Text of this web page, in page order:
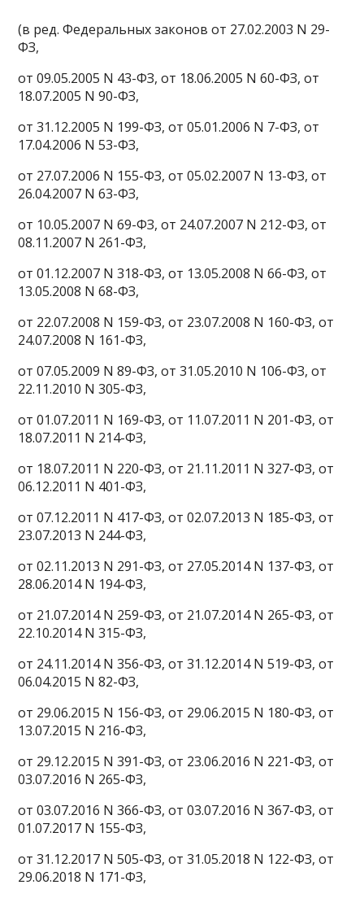
(в ред. Федеральных законов от 27.02.2003 N 29-
ФЗ,
от 09.05.2005 N 43-ФЗ, от 18.06.2005 N 60-ФЗ, от
18.07.2005 N 90-ФЗ,
от 31.12.2005 N 199-ФЗ, от 05.01.2006 N 7-ФЗ, от
17.04.2006 N 53-ФЗ,
от 27.07.2006 N 155-ФЗ, от 05.02.2007 N 13-ФЗ, от
26.04.2007 N 63-ФЗ,
от 10.05.2007 N 69-ФЗ, от 24.07.2007 N 212-ФЗ, от
08.11.2007 N 261-ФЗ,
от 01.12.2007 N 318-ФЗ, от 13.05.2008 N 66-ФЗ, от
13.05.2008 N 68-ФЗ,
от 22.07.2008 N 159-ФЗ, от 23.07.2008 N 160-ФЗ, от
24.07.2008 N 161-ФЗ,
от 07.05.2009 N 89-ФЗ, от 31.05.2010 N 106-ФЗ, от
22.11.2010 N 305-ФЗ,
от 01.07.2011 N 169-ФЗ, от 11.07.2011 N 201-ФЗ, от
18.07.2011 N 214-ФЗ,
от 18.07.2011 N 220-ФЗ, от 21.11.2011 N 327-ФЗ, от
06.12.2011 N 401-ФЗ,
от 07.12.2011 N 417-ФЗ, от 02.07.2013 N 185-ФЗ, от
23.07.2013 N 244-ФЗ,
от 02.11.2013 N 291-ФЗ, от 27.05.2014 N 137-ФЗ, от
28.06.2014 N 194-ФЗ,
от 21.07.2014 N 259-ФЗ, от 21.07.2014 N 265-ФЗ, от
22.10.2014 N 315-ФЗ,
от 24.11.2014 N 356-ФЗ, от 31.12.2014 N 519-ФЗ, от
06.04.2015 N 82-ФЗ,
от 29.06.2015 N 156-ФЗ, от 29.06.2015 N 180-ФЗ, от
13.07.2015 N 216-ФЗ,
от 29.12.2015 N 391-ФЗ, от 23.06.2016 N 221-ФЗ, от
03.07.2016 N 265-ФЗ,
от 03.07.2016 N 366-ФЗ, от 03.07.2016 N 367-ФЗ, от
01.07.2017 N 155-ФЗ,
от 31.12.2017 N 505-ФЗ, от 31.05.2018 N 122-ФЗ, от
29.06.2018 N 171-ФЗ,